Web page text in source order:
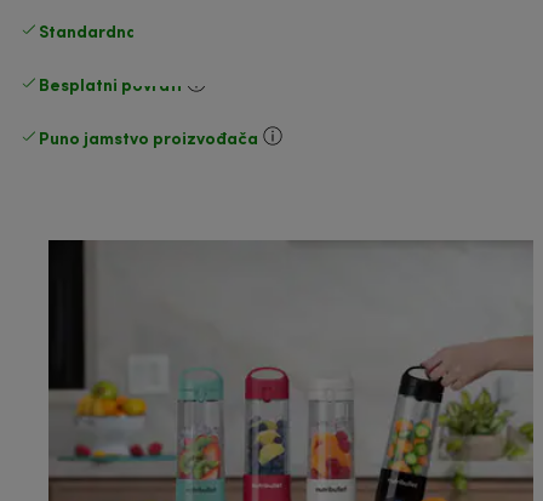
Standardna besplatna
Besplatni povrati
Puno jamstvo proizvođača